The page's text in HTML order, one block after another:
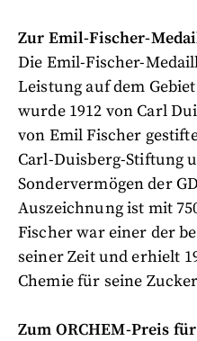
Zur Emil-Fischer-
Die Emil-Fischer-
Leistung auf dem
wurde 1912 von Carl
von Emil Fischer
Carl-Duisberg-Stiftung
Sondervermögen der
Auszeichnung ist mit
Fischer war einer der
seiner Zeit und erhielt
Chemie für seine
Zum ORCHEM-Preis